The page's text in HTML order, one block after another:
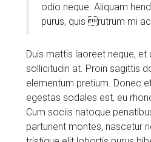
odio neque. Aliquam
purus, quis rutrum mi
Duis mattis laoreet neque, et
sollicitudin at. Proin sagittis
elementum pretium. Donec
egestas sodales est, eu
Cum sociis natoque
parturient montes, nascetur